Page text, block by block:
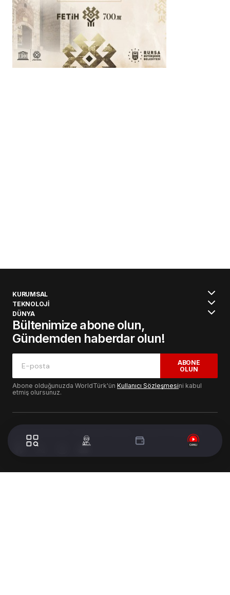
KURUMSAL
TEKNOLOJİ
DÜNYA
Bültenimize abone olun,
Gündemden haberdar olun!
ABONE
OLUN
Abone olduğunuzda WorldTürk'ün Kullanıcı Sözleşmesini kabul
etmiş olursunuz.
© 2024 WorldTurk. Tüm Hakları Saklıdır. - Tasarım & Geliştirme :
Volion's